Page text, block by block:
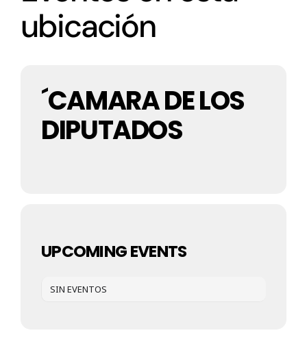
ubicación
´CAMARA DE LOS
DIPUTADOS
UPCOMING EVENTS
SIN EVENTOS